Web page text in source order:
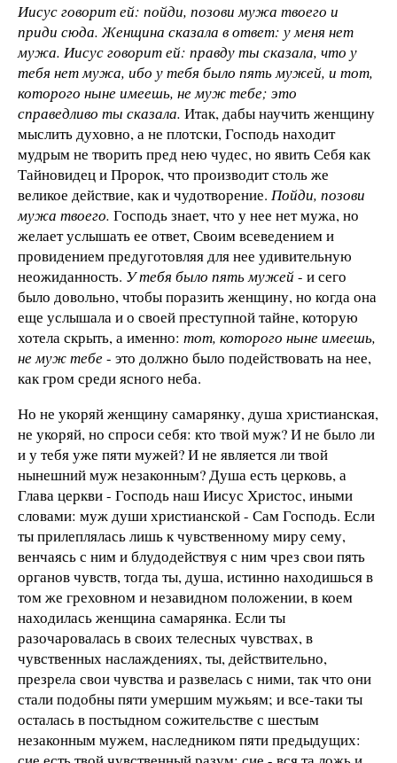
Иисус говорит ей: пойди, позови мужа твоего и
приди сюда. Женщина сказала в ответ: у меня нет
мужа. Иисус говорит ей: правду ты сказала, что у
тебя нет мужа, ибо у тебя было пять мужей, и тот,
которого ныне имеешь, не муж тебе; это
справедливо ты сказала. Итак, дабы научить женщину
мыслить духовно, а не плотски, Господь находит
мудрым не творить пред нею чудес, но явить Себя как
Тайновидец и Пророк, что производит столь же
великое действие, как и чудотворение. Пойди, позови
мужа твоего. Господь знает, что у нее нет мужа, но
желает услышать ее ответ, Своим всеведением и
провидением предуготовляя для нее удивительную
неожиданность. У тебя было пять мужей- и сего
было довольно, чтобы поразить женщину, но когда она
еще услышала и о своей преступной тайне, которую
хотела скрыть, а именно: тот, которого ныне имеешь,
не муж тебе- это должно было подействовать на нее,
как гром среди ясного неба.
Но не укоряй женщину самарянку, душа христианская,
не укоряй, но спроси себя: кто твой муж? И не было ли
и у тебя уже пяти мужей? И не является ли твой
нынешний муж незаконным? Душа есть церковь, а
Глава церкви - Господь наш Иисус Христос, иными
словами: муж души христианской - Сам Господь. Если
ты прилеплялась лишь к чувственному миру сему,
венчаясь с ним и блудодействуя с ним чрез свои пять
органов чувств, тогда ты, душа, истинно находишься в
том же греховном и незавидном положении, в коем
находилась женщина самарянка. Если ты
разочаровалась в своих телесных чувствах, в
чувственных наслаждениях, ты, действительно,
презрела свои чувства и развелась с ними, так что они
стали подобны пяти умершим мужьям; и все-таки ты
осталась в постыдном сожительстве с шестым
незаконным мужем, наследником пяти предыдущих: